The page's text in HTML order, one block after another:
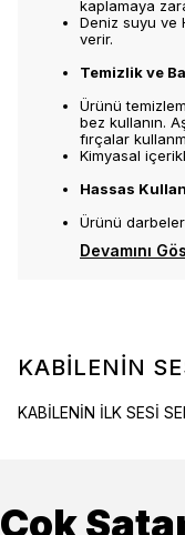
kaplamaya
Deniz suyu ve
verir.
Temizlik ve
Ürünü
bez kullanın.
fırçalar
Kimyasal
Hassas
Ürünü
Devamını
KABİLENİN
KABİLENİN İLK SESİ
Çok